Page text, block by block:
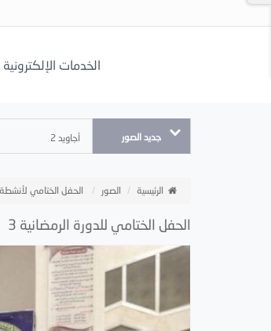
الخدمات الإلكترونية
جديد الصور أجاويد 2
الرئيسية الصور الحفل الختامي
الحفل الختامي للدورة الرمضانية 3